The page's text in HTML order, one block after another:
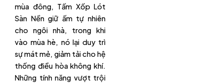
mùa đông, Tấm Xốp Lót
Sàn Nền giữ ấm tự nhiên
cho ngôi nhà, trong khi
vào mùa hè, nó lại duy trì
sự mát mẻ, giảm tải cho hệ
thống điều hòa không khí.
Những tính năng vượt trội